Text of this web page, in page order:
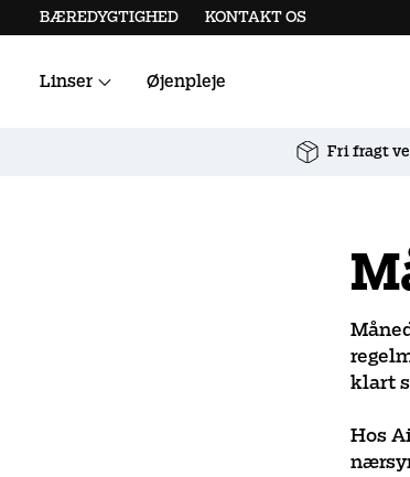
BÆREDYGTIGHED KONTAKT OS
Linser
Linsetilbehør
Øjenpleje
Fri fragt
klart
Hos